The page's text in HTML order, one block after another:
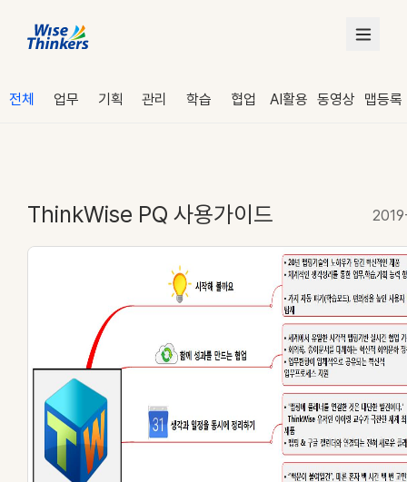
로그인
수강 신청
전체 업무 기획 관리 학습 협업 AI활용 동영상 맵등록
ThinkWise PQ 사용가이드